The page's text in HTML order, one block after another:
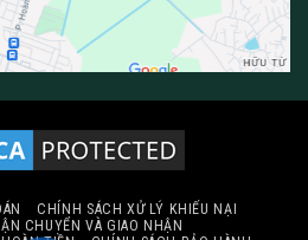
CHÍNH SÁCH XỬ LÝ KHIẾU NẠI
CHUYỂN VÀ GIAO NHẬN